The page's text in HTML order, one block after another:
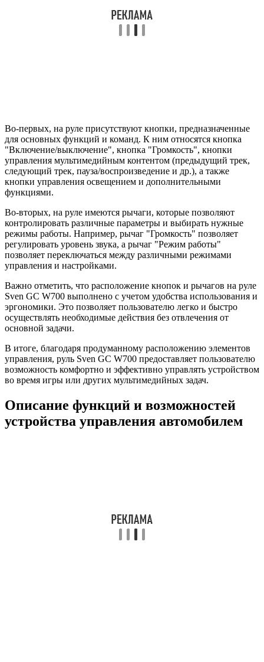
Во-первых, на руле присутствуют кнопки, предназначенные
для основных функций и команд. К ним относятся кнопка
"Включение/выключение", кнопка "Громкость", кнопки
управления мультимедийным контентом (предыдущий трек,
следующий трек, пауза/воспроизведение и др.), а также
кнопки управления освещением и дополнительными
функциями.
Во-вторых, на руле имеются рычаги, которые позволяют
контролировать различные параметры и выбирать нужные
режимы работы. Например, рычаг "Громкость" позволяет
регулировать уровень звука, а рычаг "Режим работы"
позволяет переключаться между различными режимами
управления и настройками.
Важно отметить, что расположение кнопок и рычагов на руле
Sven GC W700 выполнено с учетом удобства использования и
эргономики. Это позволяет пользователю легко и быстро
осуществлять необходимые действия без отвлечения от
основной задачи.
В итоге, благодаря продуманному расположению элементов
управления, руль Sven GC W700 предоставляет пользователю
возможность комфортно и эффективно управлять устройством
во время игры или других мультимедийных задач.
Описание функций и возможностей
устройства управления автомобилем